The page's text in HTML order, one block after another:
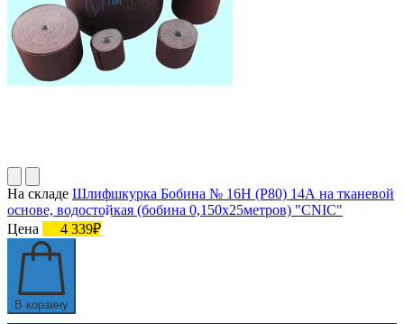
На складе Шлифшкурка Бобина № 16Н (P80) 14А на тканевой
основе, водостойкая (бобина 0,150х25метров) "CNIC"
Цена
4 339₽
В корзину